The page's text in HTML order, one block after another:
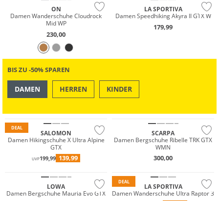
ON
Damen Wanderschuhe Cloudrock
Mid WP
230,00
LA SPORTIVA
Damen Speedhiking Akyra II GTX W
179,99
BIS ZU -50% SPAREN
DAMEN HERREN KINDER
DEAL
SALOMON
Damen Hikingschuhe X Ultra Alpine
GTX
UVP199,99 139,99
GORE-TEX
SCARPA
Damen Bergschuhe Ribelle TRK GTX
WMN
300,00
Wasserfest
LOWA
Damen Bergschuhe Mauria Evo GTX
DEAL
LA SPORTIVA
Damen Wanderschuhe Ultra Raptor 3